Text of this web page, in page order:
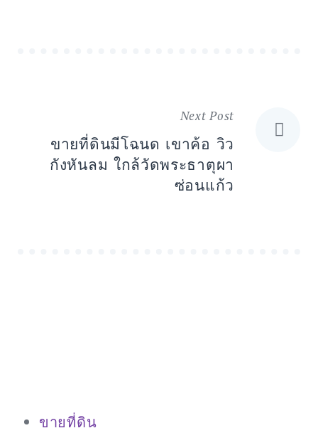
navigation
Next Post
ขายที่ดินมีโฉนด เขาค้อ วิว
กังหันลม ใกล้วัดพระธาตุผา
ซ่อนแก้ว
ขายที่ดิน